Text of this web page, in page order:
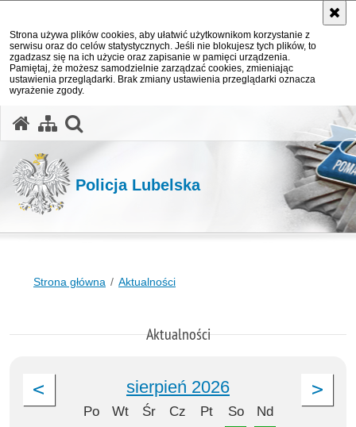
Strona używa plików cookies, aby ułatwić użytkownikom korzystanie z
serwisu oraz do celów statystycznych. Jeśli nie blokujesz tych plików, to
zgadzasz się na ich użycie oraz zapisanie w pamięci urządzenia.
Pamiętaj, że możesz samodzielnie zarządzać cookies, zmieniając
ustawienia przeglądarki. Brak zmiany ustawienia przeglądarki oznacza
wyrażenie zgody.
Policja Lubelska
Strona główna Aktualności
Aktualności
sierpień 2026
Po Wt Śr Cz Pt So
Nd